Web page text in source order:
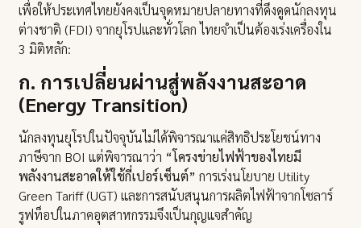
เพื่อให้ประเทศไทยยังคงเป็นจุดหมายปลายทางที่ดึงดูดนักลงทุน
ต่างชาติ (FDI) จากยุโรปและทั่วโลก ไทยจำเป็นต้องเร่งเครื่องใน
3 มิติหลัก:
ก. การเปลี่ยนผ่านสู่พลังงานสะอาด
(Energy Transition)
นักลงทุนยุโรปในปัจจุบันไม่ได้พิจารณาแค่สิทธิประโยชน์ทาง
ภาษีจาก BOI แต่พิจารณาว่า “โครงข่ายไฟฟ้าของไทยมี
พลังงานสะอาดให้ใช้กี่เปอร์เซ็นต์” การเร่งนโยบาย Utility
Green Tariff (UGT) และการสนับสนุนการผลิตไฟฟ้าจากโซลาร์
รูฟท็อปในภาคอุตสาหกรรมจึงเป็นกุญแจสำคัญ